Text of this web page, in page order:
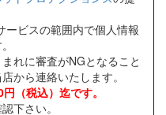
ービスの範囲内で個人情報
れに審査がNGとなること
から連絡いたします。
（税込）迄です。
下さい。